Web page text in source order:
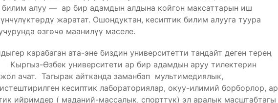
алуу — ар бир адамдын алдына койгон максаттарын иш
жаратат. Ошондуктан, кесиптик билим алууга туура
өзгөчө маанилүү маселе.
карабаган ата-эне биздин университетти тандайт деген терең
Өзбек университети ар бир адамдын аруу тилектерин
ачат. Тагырак айтканда заманбап мультимедиялык,
кесиптик лабораториялар, окуу-илимий борборлор, ар
ийримдер ( маданий-массалык, спорттук) эл аралык масштабтагы